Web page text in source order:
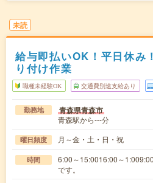
未読
給与即払いOK！平日休み
り付け作業
職種未経験OK 交通費別途支給あり
勤務地 青森県青森市
青森駅から---分
曜日頻度 月～金・土・日・祝
時間
6:00～15:0016:00～
です。